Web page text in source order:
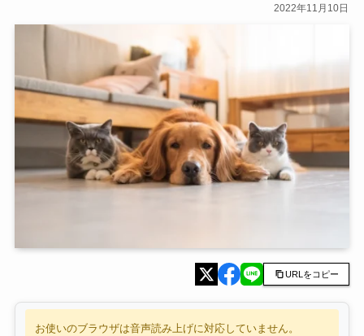
2022年11月10日
URLをコピー
お使いのブラウザは音声読み上げに対応していません。